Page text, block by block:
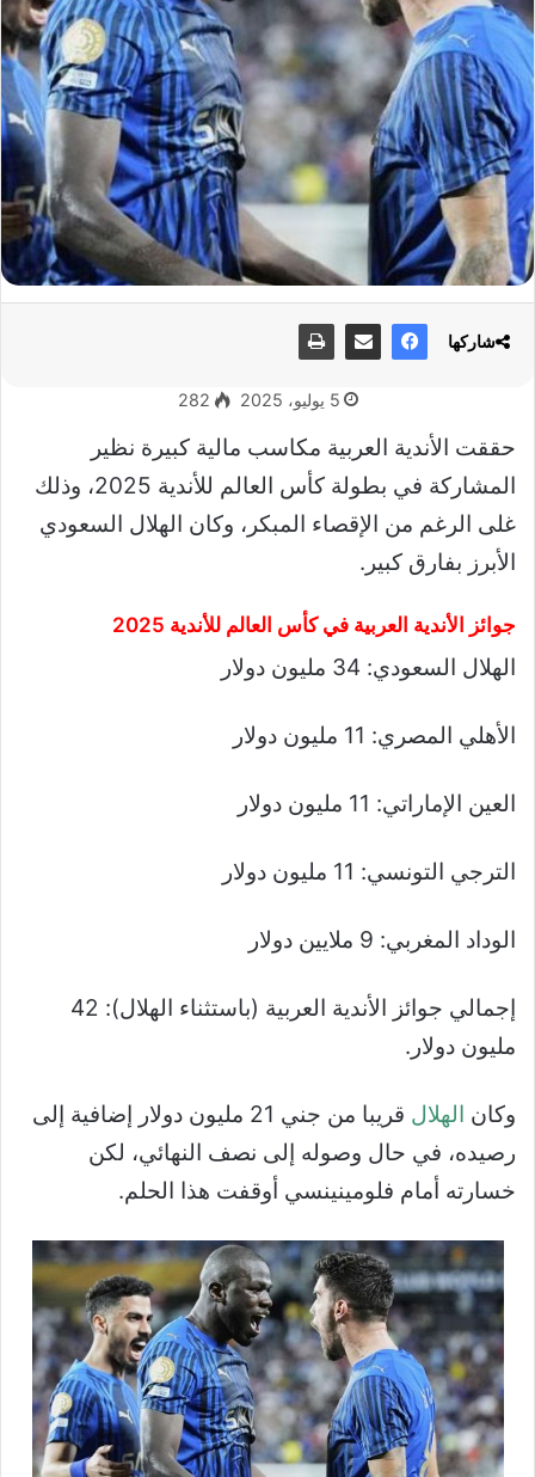
5 يوليو، 2025 282
حققت الأندية العربية مكاسب مالية كبيرة نظير
المشاركة في بطولة كأس العالم للأندية 2025، وذلك
غلى الرغم من الإقصاء المبكر، وكان الهلال السعودي
الأبرز بفارق كبير.
جوائز الأندية العربية في كأس العالم للأندية 2025
الهلال السعودي: 34 مليون دولار
الأهلي المصري: 11 مليون دولار
العين الإماراتي: 11 مليون دولار
الترجي التونسي: 11 مليون دولار
الوداد المغربي: 9 ملايين دولار
إجمالي جوائز الأندية العربية (باستثناء الهلال): 42
مليون دولار.
وكان الهلال
قريبا من جني 21 مليون دولار إضافية إلى
رصيده، في حال وصوله إلى نصف النهائي، لكن
خسارته أمام فلومينينسي أوقفت هذا الحلم.
شاركها